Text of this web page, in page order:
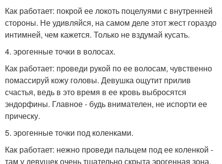
Как работает: покрой ее локоть поцелуями с внутренней
стороны. Не удивляйся, на самом деле этот жест гораздо
интимней, чем кажется. Только не вздумай кусать.
4. эрогенные точки в волосах.
Как работает: проведи рукой по ее волосам, чувственно
помассируй кожу головы. Девушка ощутит прилив
счастья, ведь в это время в ее кровь выбросятся
эндорфины. Главное - будь внимателен, не испорти ее
прическу.
5. эрогенные точки под коленками.
Как работает: нежно проведи пальцем под ее коленкой -
там у девушек очень тщательно скрыта эрогенная зона.